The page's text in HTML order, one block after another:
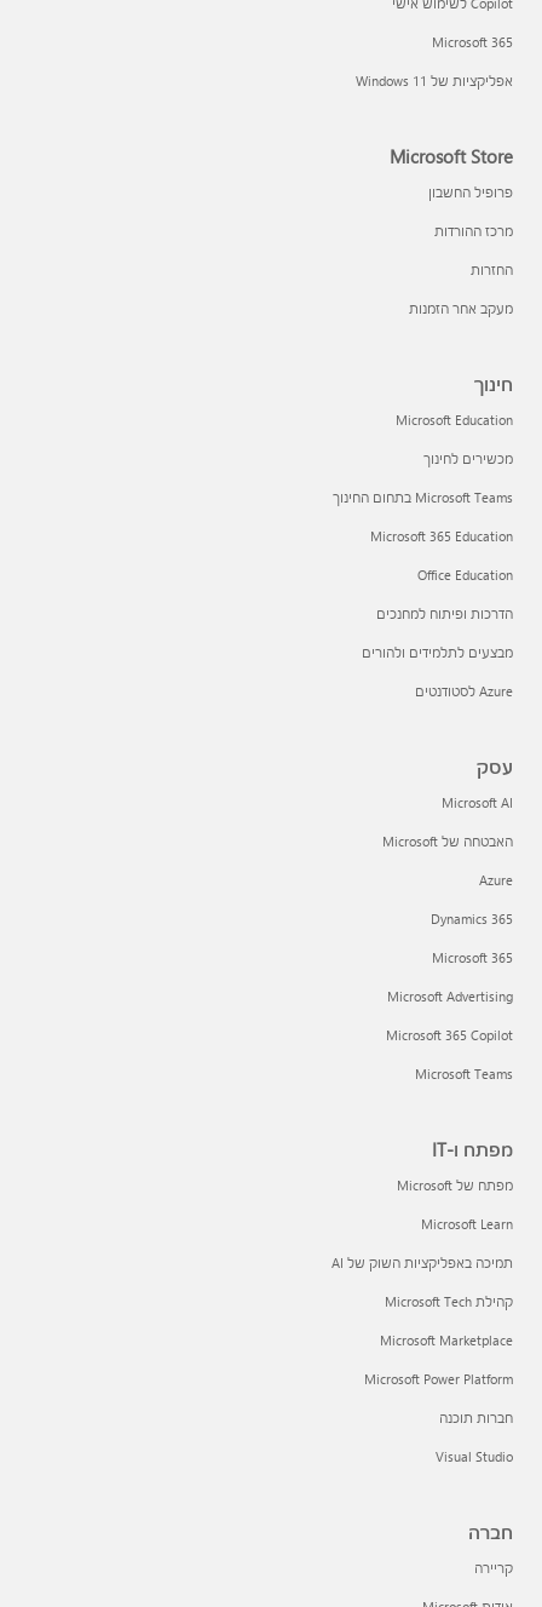
Microsoft 365
אפליקציות של Windows 11‏
Microsoft Store
פרופיל החשבון
מרכז ההורדות
החזרות
מעקב אחר הזמנות
חינוך
Microsoft Education
מכשירים לחינוך
Microsoft Teams בתחום החינוך
Microsoft 365 Education
Office Education
הדרכות ופיתוח למחנכים
מבצעים לתלמידים ולהורים
Azure לסטודנטים
עסק
Microsoft AI
האבטחה של Microsoft
Azure
Dynamics 365
Microsoft 365
Microsoft Advertising
Microsoft 365 Copilot
Microsoft Teams
מפתח ו-IT
מפתח של Microsoft
Microsoft Learn
תמיכה באפליקציות השוק של AI
קהילת Microsoft Tech
Microsoft Marketplace
Microsoft Power Platform
חברות תוכנה
Visual Studio
חברה
קריירה